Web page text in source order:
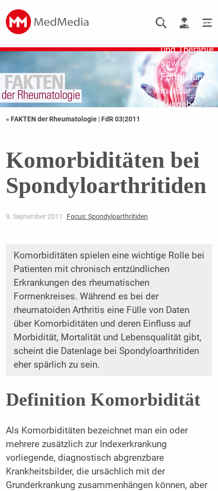
Pathogenese,
und Therapie
sowie DFP-
Fortbildung
in jeder
Ausgabe.
« FAKTEN der Rheumatologie | FdR 03|2011
Komorbiditäten bei
Spondyloarthritiden
9. September 2011 Focus: Spondyloarthritiden
Komorbiditäten spielen eine wichtige Rolle bei
Patienten mit chronisch entzündlichen
Erkrankungen des rheumatischen
Formenkreises. Während es bei der
rheumatoiden Arthritis eine Fülle von Daten
über Komorbiditäten und deren Einfluss auf
Morbidität, Mortalität und Lebensqualität gibt,
scheint die Datenlage bei Spondyloarthritiden
eher spärlich zu sein.
Definition Komorbidität
Als Komorbiditäten bezeichnet man ein oder
mehrere zusätzlich zur Indexerkrankung
vorliegende, diagnostisch abgrenzbare
Krankheitsbilder, die ursächlich mit der
Grunderkrankung zusammenhängen können, aber